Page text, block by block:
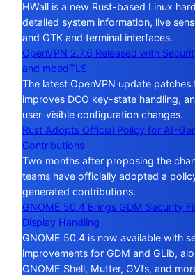
HWall is a new Rust-based Linux
detailed system information, live
and GTK and terminal interfaces.
OpenVPN 2.7.6 Released with
and mbedTLS
The latest OpenVPN update patches
improves DCO key-state handling,
user-visible configuration changes.
Rust Adopts Official Policy for AI-
Contributions
Two months after proposing the
teams have officially adopted a
generated contributions.
GNOME 50.4 Brings GDM Security
Display Handling
GNOME 50.4 is now available with
improvements for GDM and GLib,
GNOME Shell, Mutter, GVfs, and